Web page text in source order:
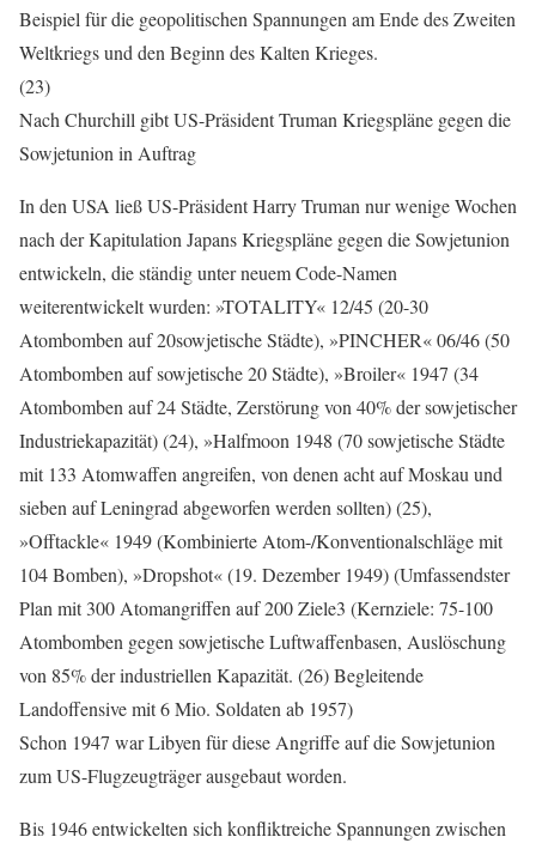
Beispiel für die geopolitischen Spannungen am Ende des Zweiten
Weltkriegs und den Beginn des Kalten Krieges.
(23)
Nach Churchill gibt US-Präsident Truman Kriegspläne gegen die
Sowjetunion in Auftrag
In den USA ließ US-Präsident Harry Truman nur wenige Wochen
nach der Kapitulation Japans Kriegspläne gegen die Sowjetunion
entwickeln, die ständig unter neuem Code-Namen
weiterentwickelt wurden: »TOTALITY« 12/45 (20-30
Atombomben auf 20sowjetische Städte), »PINCHER« 06/46 (50
Atombomben auf sowjetische 20 Städte), »Broiler« 1947 (34
Atombomben auf 24 Städte, Zerstörung von 40% der sowjetischer
Industriekapazität) (24), »Halfmoon 1948 (70 sowjetische Städte
mit 133 Atomwaffen angreifen, von denen acht auf Moskau und
sieben auf Leningrad abgeworfen werden sollten) (25),
»Offtackle« 1949 (Kombinierte Atom-/Konventionalschläge mit
104 Bomben), »Dropshot« (19. Dezember 1949) (Umfassendster
Plan mit 300 Atomangriffen auf 200 Ziele3 (Kernziele: 75-100
Atombomben gegen sowjetische Luftwaffenbasen, Auslöschung
von 85% der industriellen Kapazität. (26) Begleitende
Landoffensive mit 6 Mio. Soldaten ab 1957)
Schon 1947 war Libyen für diese Angriffe auf die Sowjetunion
zum US-Flugzeugträger ausgebaut worden.
Bis 1946 entwickelten sich konfliktreiche Spannungen zwischen